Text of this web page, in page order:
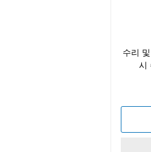
수리
시